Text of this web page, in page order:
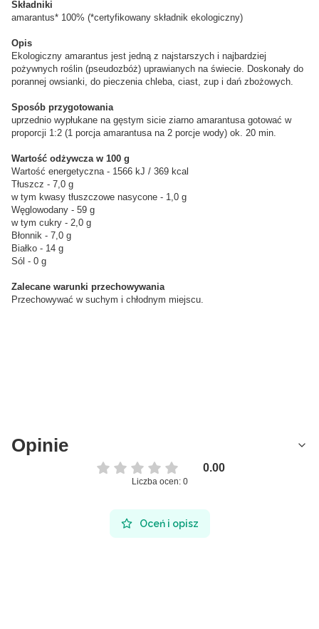
Składniki
amarantus* 100% (*certyfikowany składnik ekologiczny)
Opis
Ekologiczny amarantus jest jedną z najstarszych i najbardziej
pożywnych roślin (pseudozbóż) uprawianych na świecie. Doskonały do
porannej owsianki, do pieczenia chleba, ciast, zup i dań zbożowych.
Sposób przygotowania
uprzednio wypłukane na gęstym sicie ziarno amarantusa gotować w
proporcji 1:2 (1 porcja amarantusa na 2 porcje wody) ok. 20 min.
Wartość odżywcza w 100 g
Wartość energetyczna - 1566 kJ / 369 kcal
Tłuszcz - 7,0 g
w tym kwasy tłuszczowe nasycone - 1,0 g
Węglowodany - 59 g
w tym cukry - 2,0 g
Błonnik - 7,0 g
Białko - 14 g
Sól - 0 g
Zalecane warunki przechowywania
Przechowywać w suchym i chłodnym miejscu.
Opinie
0.00
Liczba ocen: 0
Oceń i opisz